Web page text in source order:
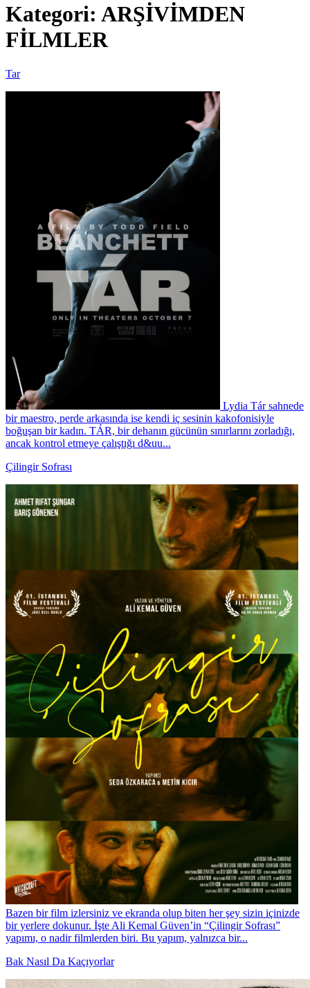
Kategori: ARŞİVİMDEN
FİLMLER
Tar
Lydia Tár sahnede
bir maestro, perde arkasında ise kendi iç sesinin kakofonisiyle
boğuşan bir kadın. TÁR, bir dehanın gücünün sınırlarını zorladığı,
ancak kontrol etmeye çalıştığı d&uu...
Çilingir Sofrası
Bazen bir film izlersiniz ve ekranda olup biten her şey sizin içinizde
bir yerlere dokunur. İşte Ali Kemal Güven’in “Çilingir Sofrası”
yapımı, o nadir filmlerden biri. Bu yapım, yalnızca bir...
Bak Nasıl Da Kaçıyorlar